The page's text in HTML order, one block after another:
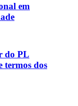
em
do PL
termos dos